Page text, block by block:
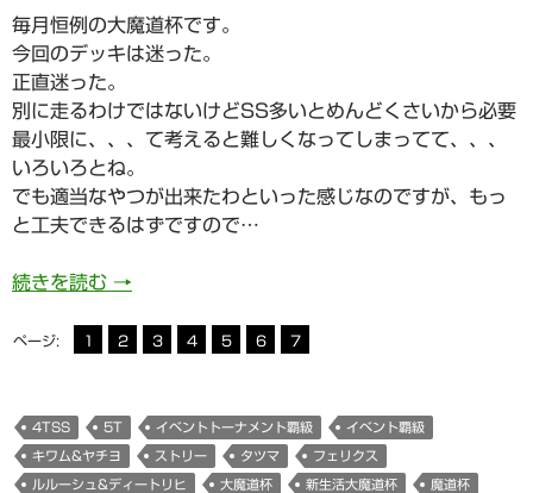
毎月恒例の大魔道杯です。
今回のデッキは迷った。
正直迷った。
別に走るわけではないけどSS多いとめんどくさいから必要
最小限に、、、て考えると難しくなってしまってて、、、
いろいろとね。
でも適当なやつが出来たわといった感じなのですが、もっ
と工夫できるはずですので…
続きを読む 新生活大魔道杯 覇級5t(1+1+1+1+SS)攻略の
→
ページ: 1 2 3 4 5 6 7
4TSS 5T イベントトーナメント覇級 イベント覇級
キワム&ヤチヨ ストリー タツマ フェリクス
ルルーシュ&ディートリヒ 大魔道杯 新生活大魔道杯 魔道杯